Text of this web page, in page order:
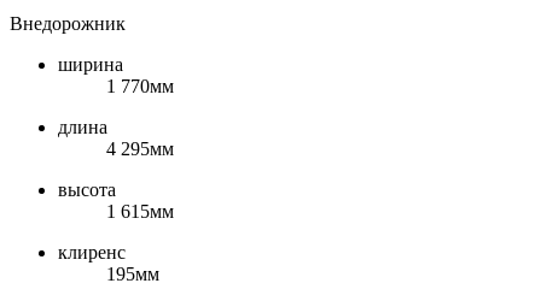
Внедорожник
ширина
1 770мм
длина
4 295мм
высота
1 615мм
клиренс
195мм